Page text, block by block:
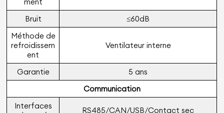
ment
Bruit
≤60dB
Méthode de
refroidissem
ent
Ventilateur interne
Garantie
5 ans
Communication
Interfaces
RS485/CAN/USB/Contact sec